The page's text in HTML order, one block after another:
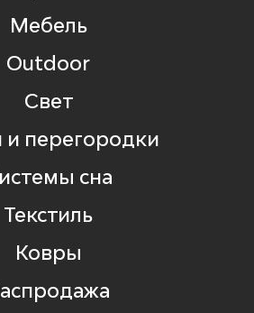
Мебель
Outdoor
Свет
перегородки
сна
Текстиль
Ковры